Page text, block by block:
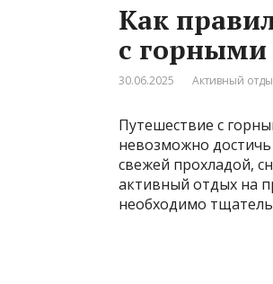
Как
с
30.06.2025 Активный
Путешествие с
невозможно
свежей прохладой,
активный отдых на
необходимо